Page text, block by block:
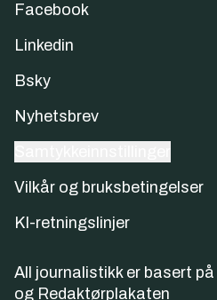
Facebook
Linkedin
Bsky
Nyhetsbrev
Vilkår og bruksbetingelser
KI-retningslinjer
All journalistikk er basert på
og Redaktørplakaten